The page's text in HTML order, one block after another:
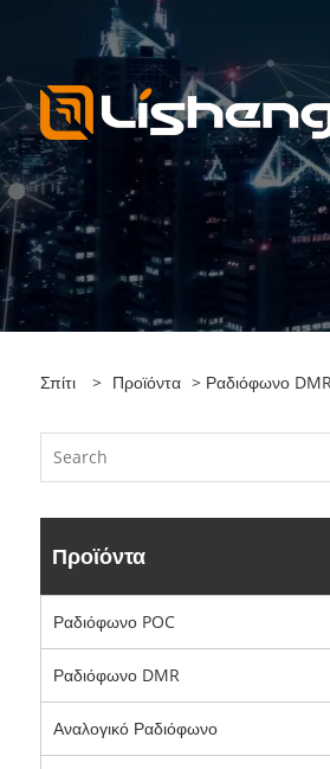
Σπίτι > Προϊόντα > Ραδιόφωνο
Προϊόντα
Ραδιόφωνο POC
Ραδιόφωνο DMR
Αναλογικό Ραδιόφωνο